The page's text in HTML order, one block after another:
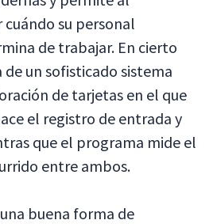
su personal
de trabajar. En cierto
un sofisticado sistema
de tarjetas en el que
el registro de entrada y
que el programa mide el
entre ambos.
buena forma de